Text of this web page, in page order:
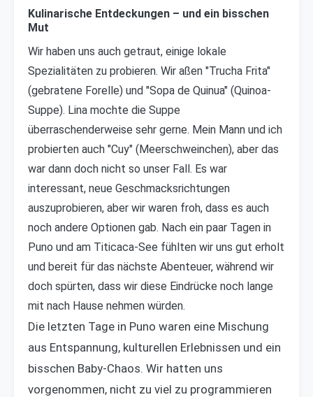
Kulinarische Entdeckungen – und ein bisschen
Mut
Wir haben uns auch getraut, einige lokale
Spezialitäten zu probieren. Wir aßen "Trucha Frita"
(gebratene Forelle) und "Sopa de Quinua" (Quinoa-
Suppe). Lina mochte die Suppe
überraschenderweise sehr gerne. Mein Mann und ich
probierten auch "Cuy" (Meerschweinchen), aber das
war dann doch nicht so unser Fall. Es war
interessant, neue Geschmacksrichtungen
auszuprobieren, aber wir waren froh, dass es auch
noch andere Optionen gab. Nach ein paar Tagen in
Puno und am Titicaca-See fühlten wir uns gut erholt
und bereit für das nächste Abenteuer, während wir
doch spürten, dass wir diese Eindrücke noch lange
mit nach Hause nehmen würden.
Die letzten Tage in Puno waren eine Mischung
aus Entspannung, kulturellen Erlebnissen und ein
bisschen Baby-Chaos. Wir hatten uns
vorgenommen, nicht zu viel zu programmieren